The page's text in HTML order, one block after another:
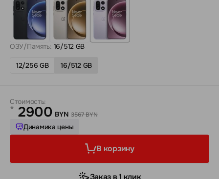
ОЗУ/Память: 16/512 GB
12/256 GB 16/512 GB
Стоимость:
* 2900 BYN 3567 BYN
Динамика цены
В корзину
Заказ в 1 клик